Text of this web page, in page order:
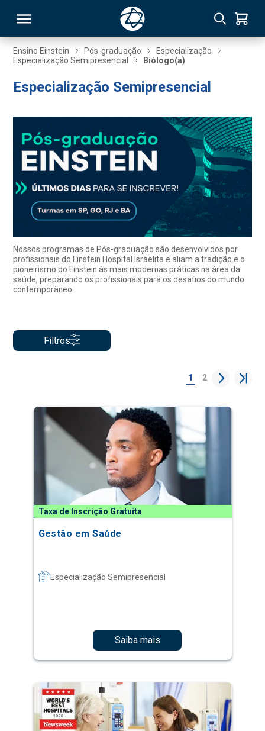
Ensino Einstein Pós-graduação
Especialização
Especialização Semipresencial
Biólogo(a)
Especialização Semipresencial
Nossos programas de Pós-graduação são desenvolvidos por
profissionais do Einstein Hospital Israelita e aliam a tradição e o
pioneirismo do Einstein às mais modernas práticas na área da
saúde, preparando os profissionais para os desafios do mundo
contemporâneo.
Filtros
1 2
Taxa de Inscrição Gratuita
Gestão em Saúde
Especialização Semipresencial
Saiba mais